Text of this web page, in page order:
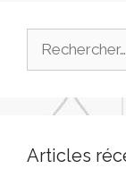
Articles